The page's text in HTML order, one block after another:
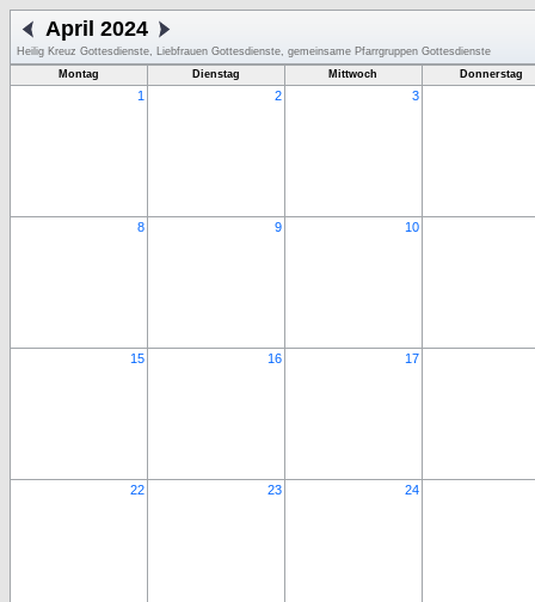
April 2024
Heilig Kreuz Gottesdienste, Liebfrauen Gottesdienste, gemeinsame Pfarrgruppen Gottesdienste
Montag
Dienstag Mittwoch Donnerstag
1 2 3
8 9 10
15 16 17
22 23 24